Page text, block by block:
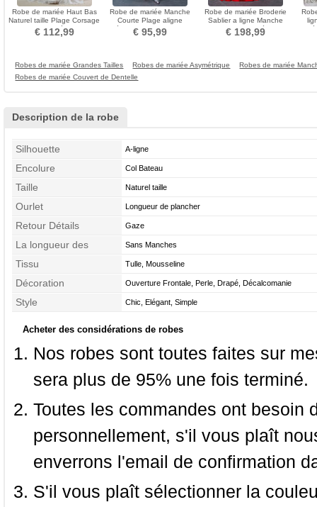
Robe de mariée Haut Bas
Naturel taille Plage Corsage
plissé
€ 112,99
Robe de mariée Manche
Courte Plage aligne
Médium Longueur Mollet
€ 95,99
Robe de mariée Broderie
Sablier a ligne Manche
Courte Epurée
€ 198,99
Robes de mariée Grandes Tailles Robes de mariée Asymétrique
Robes de mariée
Robes de mariée Couvert de Dentelle
Description de la robe
Silhouette A-ligne
Encolure Col Bateau
Taille Naturel taille
Ourlet Longueur de plancher
Retour Détails Gaze
La longueur des
manches
Sans Manches
Tissu Tulle, Mousseline
Décoration Ouverture Frontale, Perle, Drapé, Décalcomanie
Style Chic, Elégant, Simple
Acheter des considérations de robes
Nos robes sont toutes faites sur
sera plus de 95% une fois terminé.
Toutes les commandes ont besoin
personnellement, s'il vous plaît
enverrons l'email de confirmation
S'il vous plaît sélectionner la